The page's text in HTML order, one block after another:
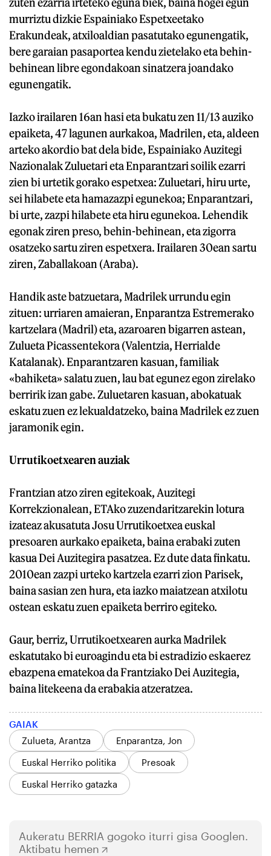
murriztu dizkie Espainiako Espetxeetako
Erakundeak, atxiloaldian pasatutako egunengatik,
bere garaian pasaportea kendu zietelako eta behin-
behinean libre egondakoan sinatzera joandako
egunengatik.
Iazko irailaren 16an hasi eta bukatu zen 11/13 auziko
epaiketa, 47 lagunen aurkakoa, Madrilen, eta, aldeen
arteko akordio bat dela bide, Espainiako Auzitegi
Nazionalak Zuluetari eta Enparantzari soilik ezarri
zien bi urtetik gorako espetxea: Zuluetari, hiru urte,
sei hilabete eta hamazazpi egunekoa; Enparantzari,
bi urte, zazpi hilabete eta hiru egunekoa. Lehendik
egonak ziren preso, behin-behinean, eta zigorra
osatzeko sartu ziren espetxera. Irailaren 30ean sartu
ziren, Zaballakoan (Araba).
Handik aste batzuetara, Madrilek urrundu egin
zituen: urriaren amaieran, Enparantza Estremerako
kartzelara (Madril) eta, azaroaren bigarren astean,
Zulueta Picassentekora (Valentzia, Herrialde
Katalanak). Enparantzaren kasuan, familiak
«bahiketa» salatu zuen, lau bat egunez egon zirelako
berririk izan gabe. Zuluetaren kasuan, abokatuak
eskatu zuen ez lekualdatzeko, baina Madrilek ez zuen
jaramonik egin.
Urrutikoetxearen auziak
Frantzian atzo ziren egitekoak, Auzitegi
Korrekzionalean, ETAko zuzendaritzarekin lotura
izateaz akusatuta Josu Urrutikoetxea euskal
presoaren aurkako epaiketa, baina erabaki zuten
kasua Dei Auzitegira pasatzea. Ez dute data finkatu.
2010ean zazpi urteko kartzela ezarri zion Parisek,
baina sasian zen hura, eta iazko maiatzean atxilotu
ostean eskatu zuen epaiketa berriro egiteko.
Gaur, berriz, Urrutikoetxearen aurka Madrilek
eskatutako bi euroagindu eta bi estradizio eskaerez
ebazpena ematekoa da Frantziako Dei Auzitegia,
baina litekeena da erabakia atzeratzea.
GAIAK
Zulueta, Arantza
Enparantza, Jon
Euskal Herriko politika
Presoak
Euskal Herriko gatazka
Aukeratu BERRIA gogoko iturri gisa Googlen.
Aktibatu hemen